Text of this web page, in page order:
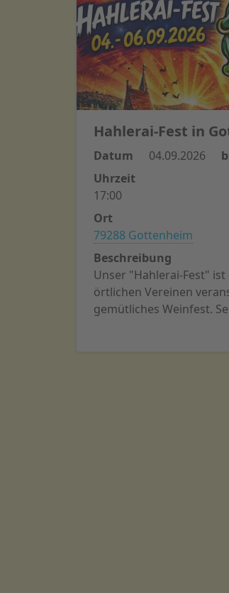
Hahlerai-Fest in
Datum 04.09.2026
Uhrzeit
17:00
Ort
79288 Gottenheim
Beschreibung
Unser "Hahlerai-Fest"
örtlichen Vereinen
gemütliches Weinfest.